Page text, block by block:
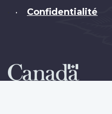
• Confidentialité